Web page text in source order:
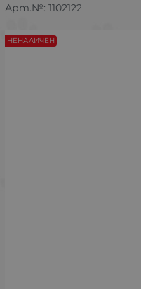
Арт.№: 1102122
НЕНАЛИЧЕН